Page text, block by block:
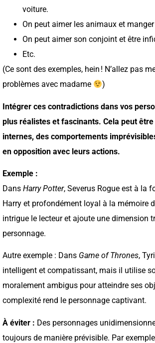
voiture.
On peut aimer les animaux et
On peut aimer son conjoint et être
Etc.
(Ce sont des exemples, hein ! N’allez pas
problèmes avec madame
)
Intégrer ces contradictions dans vos
plus réalistes et fascinants. Cela peut
internes, des comportements
en opposition avec leurs actions.
Exemple :
Dans Harry Potter, Severus Rogue est à la
Harry et profondément loyal à la mémoire
intrigue le lecteur et ajoute une dimension
personnage.
Autre exemple : Dans Game of Thrones,
intelligent et compatissant, mais il utilise
moralement ambigus pour atteindre ses
complexité rend le personnage captivant.
À éviter : Des personnages
toujours de manière prévisible. Par